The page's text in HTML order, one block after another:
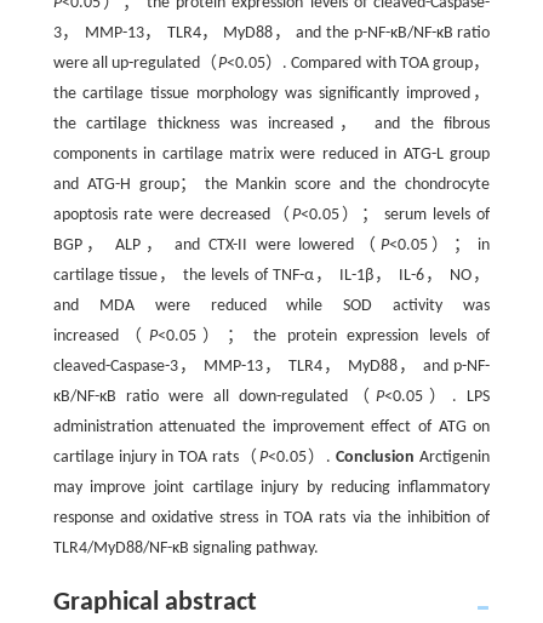
3， MMP-13， TLR4， MyD88， and the p-NF-κB/NF-κB ratio
were all up-regulated（P<0.05）. Compared with TOA group，
the cartilage tissue morphology was significantly improved，
the cartilage thickness was increased， and the fibrous
components in cartilage matrix were reduced in ATG-L group
and ATG-H group； the Mankin score and the chondrocyte
apoptosis rate were decreased（ P<0.05）； serum levels of
BGP， ALP， and CTX-II were lowered（ P<0.05）； in
cartilage tissue， the levels of TNF-α， IL-1β， IL-6， NO，
and MDA were reduced while SOD activity was
increased（ P<0.05）； the protein expression levels of
cleaved-Caspase-3， MMP-13， TLR4， MyD88， and p-NF-
κB/NF-κB ratio were all down-regulated（P<0.05）. LPS
administration attenuated the improvement effect of ATG on
cartilage injury in TOA rats（ P<0.05）.Conclusion Arctigenin
may improve joint cartilage injury by reducing inflammatory
response and oxidative stress in TOA rats via the inhibition of
TLR4/MyD88/NF-κB signaling pathway.
Graphical abstract